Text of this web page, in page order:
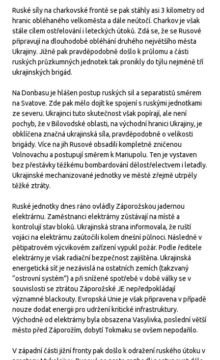
Ruské síly na charkovské frontě se pak stáhly asi 3 kilometry od
hranic obléhaného velkoměsta a dále neútočí. Charkov je však
stále cílem ostřelování i leteckých útoků. Zdá se, že se Rusové
připravují na dlouhodobé obléhání druhého největšího města
Ukrajiny. Jižně pak pravděpodobně došlo k průlomu a části
ruských průzkumných jednotek tak pronikly do týlu nejméně tří
ukrajinských brigád.
Na Donbasu je hlášen postup ruských sil a separatistů směrem
na Svatove. Zde pak mělo dojít ke spojení s ruskými jednotkami
ze severu. Ukrajinci tuto skutečnost však popírají, ale není
pochyb, že v Bilovodské oblasti, na východní hranici Ukrajiny, je
obklíčena značná ukrajinská síla, pravděpodobně o velikosti
brigády. Více na jih Rusové obsadili kompletně zničenou
Volnovachu a postupují směrem k Mariupolu. Ten je vystaven
bez přestávky těžkému bombardování dělostřelectvem i letadly.
Ukrajinské mechanizované jednotky ve městě zřejmě utrpěly
těžké ztráty.
Ruské jednotky dnes ráno ovládly Záporožskou jadernou
elektrárnu. Zaměstnanci elektrárny zůstávají na místě a
kontrolují stav bloků. Ukrajinská strana informovala, že ruští
vojáci na elektrárnu zaútočili kolem dnešní půlnoci. Následně v
pětipatrovém výcvikovém zařízení vypukl požár. Podle ředitele
elektrárny je však radiační bezpečnost zajištěna. Ukrajinská
energetická síť je nezávislá na ostatních zemích (takzvaný
“ostrovní systém”) a při snížené spotřebě v době války se v
souvislosti se ztrátou Záporožské JE nepředpokládají
významné blackouty. Evropská Unie je však připravena v případě
nouze dodat energii pro udržení kritické infrastruktury.
Východně od elektrárny byla obsazena Vasylivka, poslední větší
město před Záporožím, dobytí Tokmaku se ovšem nepodařilo.
V západní části jižní fronty pak došlo k odražení ruského útoku v